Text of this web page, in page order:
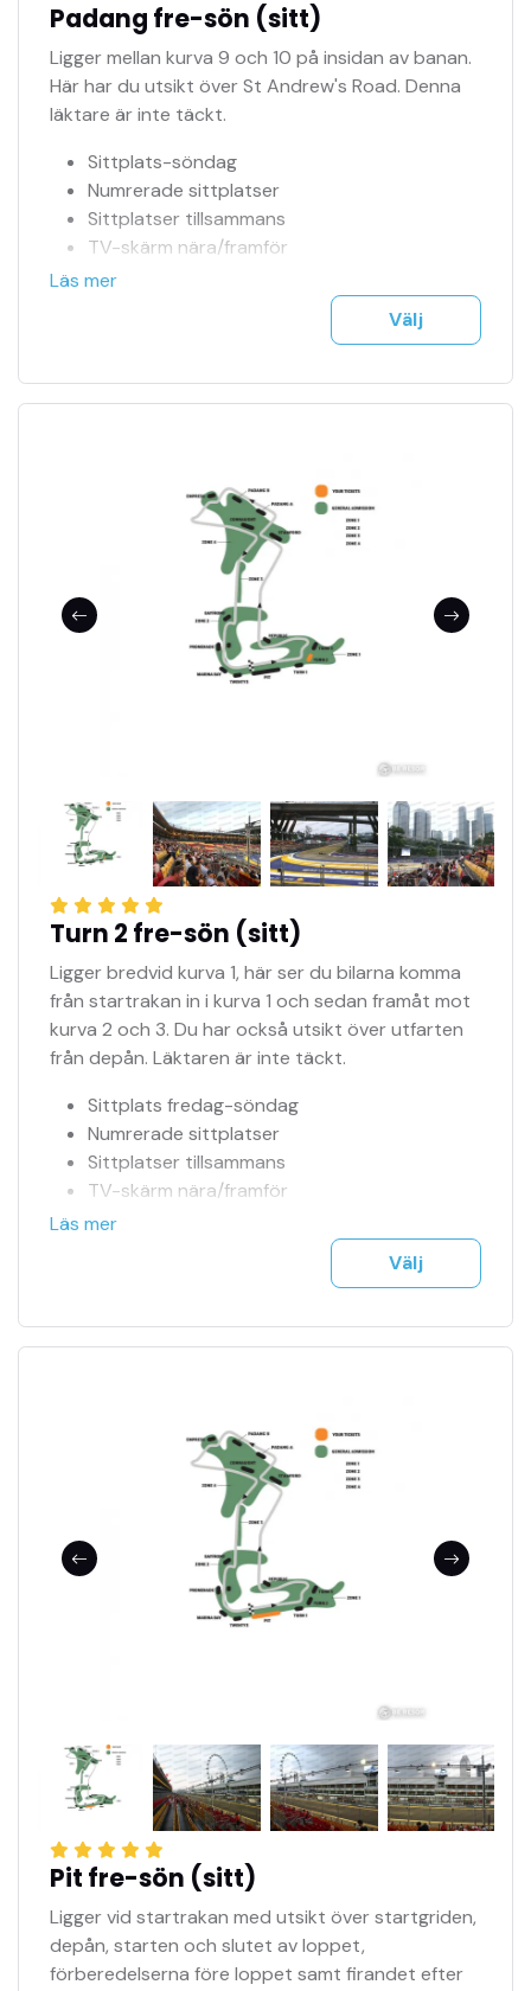
Officiell biljettagent
Tillgång till jour 24h
Se fler bilder i bildspel
F1 biljetter mejlas till dig på ett säkert sätt
Träning, kval & tävling ingår
Padang fre-sön (sitt)
Ligger mellan kurva 9 och 10 på insidan av banan.
Här har du utsikt över St Andrew's Road. Denna
läktare är inte täckt.
Sittplats-söndag
Numrerade sittplatser
Sittplatser tillsammans
TV-skärm nära/framför
Officiell biljettagent
Träning, kval & tävling ingår
Läs mer
Välj
Turn 2 fre-sön (sitt)
Ligger bredvid kurva 1, här ser du bilarna komma
från startrakan in i kurva 1 och sedan framåt mot
kurva 2 och 3. Du har också utsikt över utfarten
från depån. Läktaren är inte täckt.
Sittplats fredag-söndag
Numrerade sittplatser
Sittplatser tillsammans
TV-skärm nära/framför
Officiell biljettagent
Träning, kval & tävling ingår
Läs mer
Välj
Pit fre-sön (sitt)
Ligger vid startrakan med utsikt över startgriden,
depån, starten och slutet av loppet,
förberedelserna före loppet samt firandet efter